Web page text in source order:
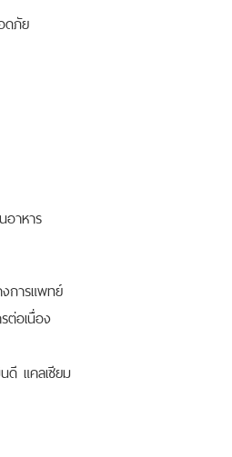
ดภัย
าหาร
การแพทย์
ต่อเนื่อง
ดี แคลเซียม